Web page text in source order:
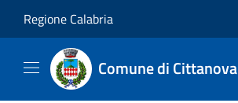
Regione Calabria
Comune di Cittanova